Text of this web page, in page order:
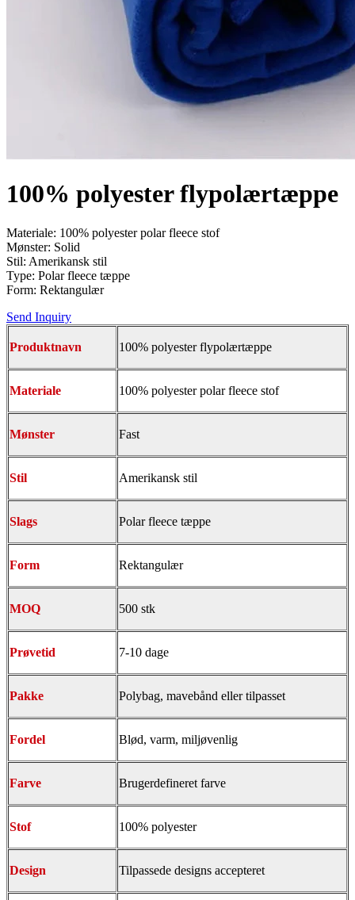
100% polyester flypolærtæppe
Materiale: 100% polyester polar fleece stof
Mønster: Solid
Stil: Amerikansk stil
Type: Polar fleece tæppe
Form: Rektangulær
Send Inquiry
Produktnavn 100% polyester flypolærtæppe
Materiale 100% polyester polar fleece stof
Mønster Fast
Stil Amerikansk stil
Slags Polar fleece tæppe
Form Rektangulær
MOQ 500 stk
Prøvetid 7-10 dage
Pakke Polybag, mavebånd eller tilpasset
Fordel Blød, varm, miljøvenlig
Farve Brugerdefineret farve
Stof 100% polyester
Design Tilpassede designs accepteret